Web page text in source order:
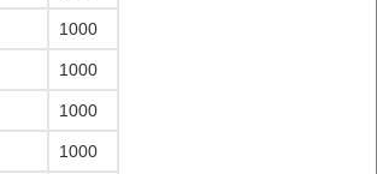
1000
1000
1000
1000